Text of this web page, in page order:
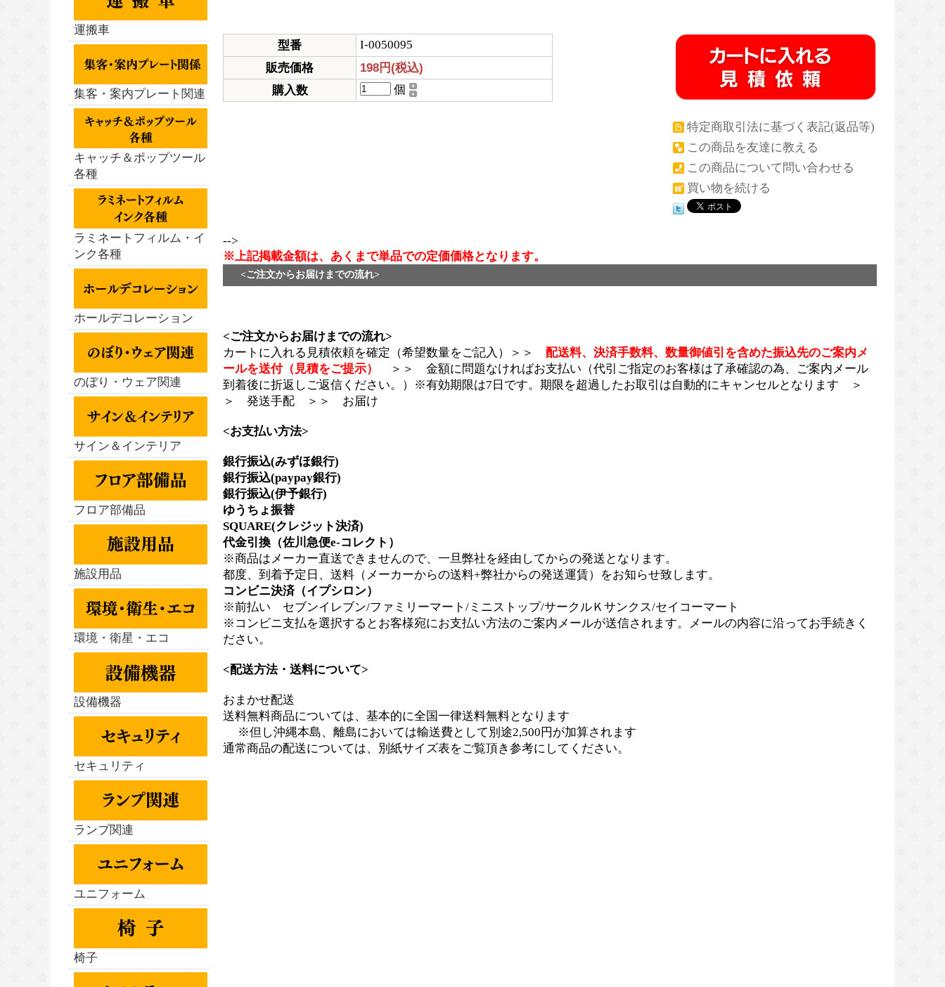
運搬車
集客・案内プレート関連
キャッチ＆ポップツール
各種
ラミネートフィルム・イ
ンク各種
ホールデコレーション
のぼり・ウェア関連
サイン＆インテリア
フロア部備品
施設用品
環境・衛星・エコ
設備機器
セキュリティ
ランプ関連
ユニフォーム
椅子
型番
I-0050095
販売価格
198円(税込)
購入数
個
特定商取引法に基づく表記(返品等)
この商品を友達に教える
この商品について問い合わせる
買い物を続ける
-->
※上記掲載金額は、あくまで単品での定価価格となります。
<ご注文からお届けまでの流れ>
<ご注文からお届けまでの流れ>
カートに入れる見積依頼を確定（希望数量をご記入）＞＞ 配送料、決済手数料、数量御値引を含めた振込先のご案内メ
ールを送付（見積をご提示）
＞＞ 金額に問題なければお支払い（代引ご指定のお客様は了承確認の為、ご案内メール
到着後に折返しご返信ください。）※有効期限は7日です。期限を超過したお取引は自動的にキャンセルとなります ＞
＞ 発送手配 ＞＞ お届け
<お支払い方法>
銀行振込(みずほ銀行)
銀行振込(paypay銀行)
銀行振込(伊予銀行)
ゆうちょ振替
SQUARE(クレジット決済)
代金引換（佐川急便e-コレクト）
※商品はメーカー直送できませんので、一旦弊社を経由してからの発送となります。
都度、到着予定日、送料（メーカーからの送料+弊社からの発送運賃）をお知らせ致します。
コンビニ決済（イプシロン）
※前払い セブンイレブン/ファミリーマート/ミニストップ/サークルＫサンクス/セイコーマート
※コンビニ支払を選択するとお客様宛にお支払い方法のご案内メールが送信されます。メールの内容に沿ってお手続きく
ださい。
<配送方法・送料について>
おまかせ配送
送料無料商品については、基本的に全国一律送料無料となります
※但し沖縄本島、離島においては輸送費として別途2,500円が加算されます
通常商品の配送については、別紙サイズ表をご覧頂き参考にしてください。